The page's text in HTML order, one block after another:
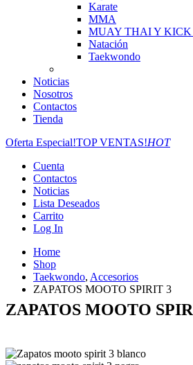
Karate
MMA
MUAY THAI Y
Natación
Taekwondo
Noticias
Nosotros
Contactos
Tienda
Oferta Especial!TOP VENTAS!HOT
Cuenta
Contactos
Noticias
Lista Deseados
Carrito
Log In
Home
Shop
Taekwondo, Accesorios
ZAPATOS MOOTO SPIRIT 3
ZAPATOS MOOTO